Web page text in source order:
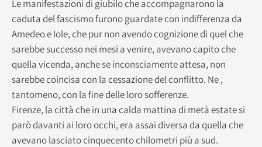
Le manifestazioni di giubilo che accompagnarono la
caduta del fascismo furono guardate con indifferenza da
Amedeo e Iole, che pur non avendo cognizione di quel che
sarebbe successo nei mesi a venire, avevano capito che
quella vicenda, anche se inconsciamente attesa, non
sarebbe coincisa con la cessazione del conflitto. Ne ,
tantomeno, con la fine delle loro sofferenze.
Firenze, la città che in una calda mattina di metà estate si
parò davanti ai loro occhi, era assai diversa da quella che
avevano lasciato cinquecento chilometri più a sud.